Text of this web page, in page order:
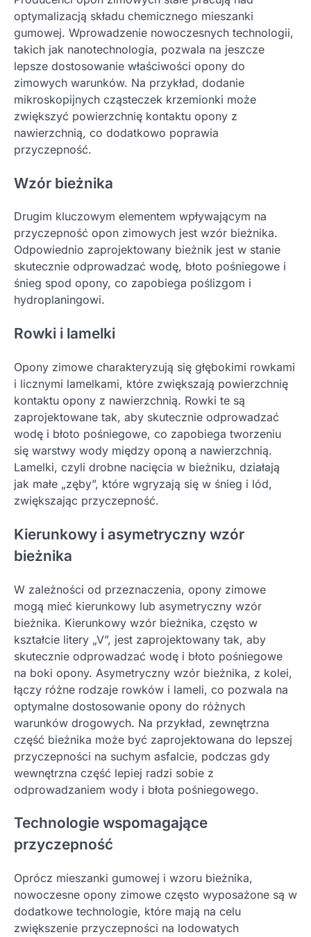
optymalizacją składu chemicznego mieszanki
gumowej. Wprowadzenie nowoczesnych technologii,
takich jak nanotechnologia, pozwala na jeszcze
lepsze dostosowanie właściwości opony do
zimowych warunków. Na przykład, dodanie
mikroskopijnych cząsteczek krzemionki może
zwiększyć powierzchnię kontaktu opony z
nawierzchnią, co dodatkowo poprawia
przyczepność.
Wzór bieżnika
Drugim kluczowym elementem wpływającym na
przyczepność opon zimowych jest wzór bieżnika.
Odpowiednio zaprojektowany bieżnik jest w stanie
skutecznie odprowadzać wodę, błoto pośniegowe i
śnieg spod opony, co zapobiega poślizgom i
hydroplaningowi.
Rowki i lamelki
Opony zimowe charakteryzują się głębokimi rowkami
i licznymi lamelkami, które zwiększają powierzchnię
kontaktu opony z nawierzchnią. Rowki te są
zaprojektowane tak, aby skutecznie odprowadzać
wodę i błoto pośniegowe, co zapobiega tworzeniu
się warstwy wody między oponą a nawierzchnią.
Lamelki, czyli drobne nacięcia w bieżniku, działają
jak małe „zęby”, które wgryzają się w śnieg i lód,
zwiększając przyczepność.
Kierunkowy i asymetryczny wzór
bieżnika
W zależności od przeznaczenia, opony zimowe
mogą mieć kierunkowy lub asymetryczny wzór
bieżnika. Kierunkowy wzór bieżnika, często w
kształcie litery „V”, jest zaprojektowany tak, aby
skutecznie odprowadzać wodę i błoto pośniegowe
na boki opony. Asymetryczny wzór bieżnika, z kolei,
łączy różne rodzaje rowków i lameli, co pozwala na
optymalne dostosowanie opony do różnych
warunków drogowych. Na przykład, zewnętrzna
część bieżnika może być zaprojektowana do lepszej
przyczepności na suchym asfalcie, podczas gdy
wewnętrzna część lepiej radzi sobie z
odprowadzaniem wody i błota pośniegowego.
Technologie wspomagające
przyczepność
Oprócz mieszanki gumowej i wzoru bieżnika,
nowoczesne opony zimowe często wyposażone są w
dodatkowe technologie, które mają na celu
zwiększenie przyczepności na lodowatych